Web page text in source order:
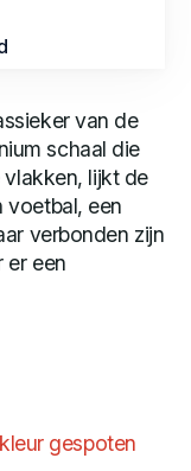
van de
schaal die
lijkt de
voetbal, een
verbonden zijn
er een
gespoten